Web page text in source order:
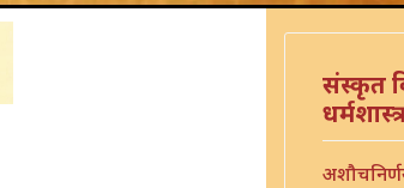
संस्कृत